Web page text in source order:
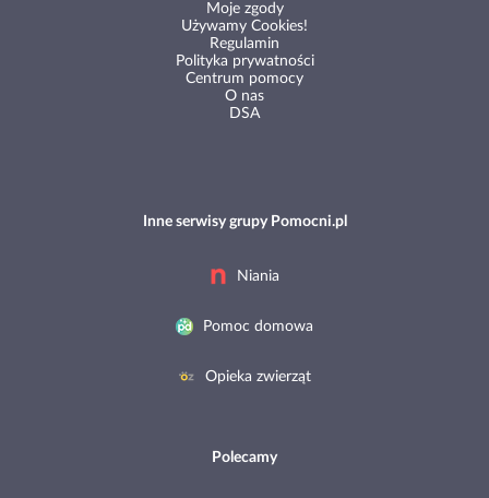
Moje zgody
Używamy Cookies!
Regulamin
Polityka prywatności
Centrum pomocy
O nas
DSA
Inne serwisy grupy Pomocni.pl
Niania
Pomoc domowa
Opieka zwierząt
Polecamy